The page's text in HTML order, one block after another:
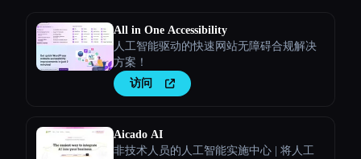
All in One Accessibility
人工智能驱动的快速网站无障碍合规解决
方案！
访问
Aicado AI
非技术人员的人工智能实施中心 | 将人工